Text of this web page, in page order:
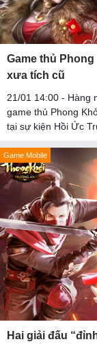
Game thủ
xưa tích cũ
21/01 14:00 - Hàng
game thủ Phong
tại sự kiện Hồi Ức
Game Mobile
Hai giải đấu